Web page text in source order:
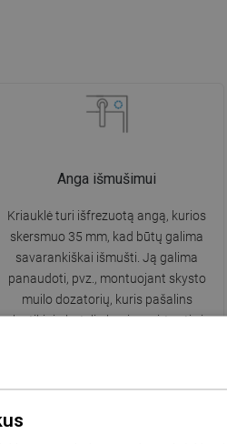
Anga išmušimui
Kriauklė turi išfrezuotą angą, kurios
skersmuo 35 mm, kad būtų galima
savarankiškai išmušti. Ją galima
panaudoti, pvz., montuojant skysto
muilo dozatorių, kuris pašalins
plastikinių butelių buvimą virtuvėje ir